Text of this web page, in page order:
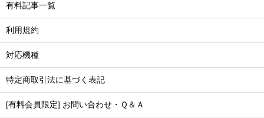
有料記事一覧
利用規約
対応機種
特定商取引法に基づく表記
[有料会員限定] お問い合わせ・Ｑ＆Ａ